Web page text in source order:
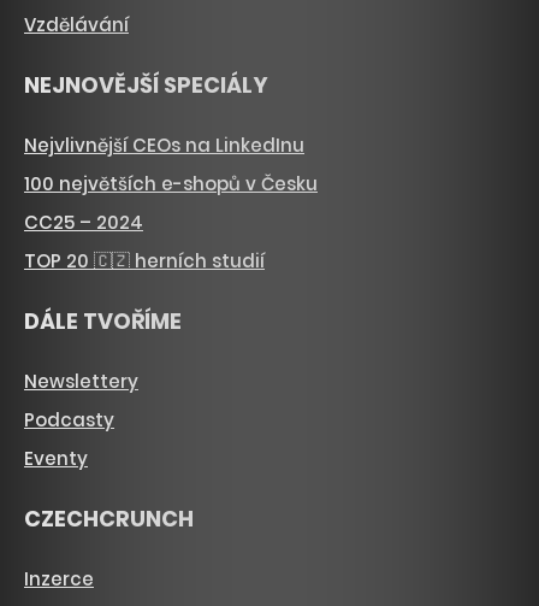
Vzdělávání
NEJNOVĚJŠÍ SPECIÁLY
Nejvlivnější CEOs na LinkedInu
100 největších e-shopů v Česku
CC25 – 2024
TOP 20 🇨🇿 herních studií
DÁLE TVOŘÍME
Newslettery
Podcasty
Eventy
CZECHCRUNCH
Inzerce